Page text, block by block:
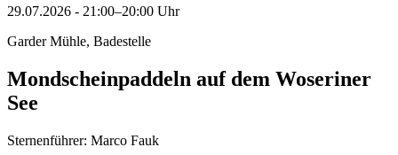
29.07.2026 - 21:00–20:00 Uhr
Garder Mühle, Badestelle
Mondscheinpaddeln auf dem Woseriner
See
Sternenführer: Marco Fauk